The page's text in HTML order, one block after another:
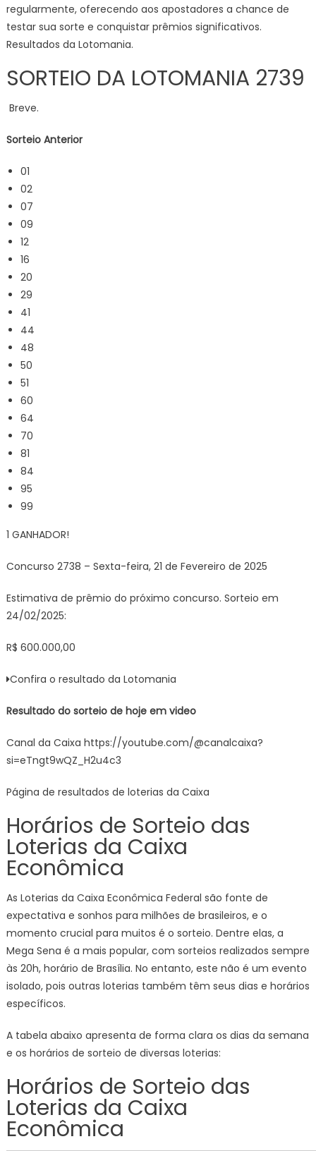
regularmente, oferecendo aos apostadores a chance de
testar sua sorte e conquistar prêmios significativos.
Resultados da Lotomania.
SORTEIO DA LOTOMANIA 2739
Breve.
Sorteio Anterior
01
02
07
09
12
16
20
29
41
44
48
50
51
60
64
70
81
84
95
99
1 GANHADOR!
Concurso 2738 – Sexta-feira, 21 de Fevereiro de 2025
Estimativa de prêmio do próximo concurso. Sorteio em
24/02/2025:
R$ 600.000,00
Confira o resultado da Lotomania
Resultado do sorteio de hoje em video
Canal da Caixa https://youtube.com/@canalcaixa?
si=eTngt9wQZ_H2u4c3
Página de resultados de loterias da Caixa
Horários de Sorteio das
Loterias da Caixa
Econômica
As Loterias da Caixa Econômica Federal são fonte de
expectativa e sonhos para milhões de brasileiros, e o
momento crucial para muitos é o sorteio. Dentre elas, a
Mega Sena é a mais popular, com sorteios realizados sempre
às 20h, horário de Brasília. No entanto, este não é um evento
isolado, pois outras loterias também têm seus dias e horários
específicos.
A tabela abaixo apresenta de forma clara os dias da semana
e os horários de sorteio de diversas loterias:
Horários de Sorteio das
Loterias da Caixa
Econômica